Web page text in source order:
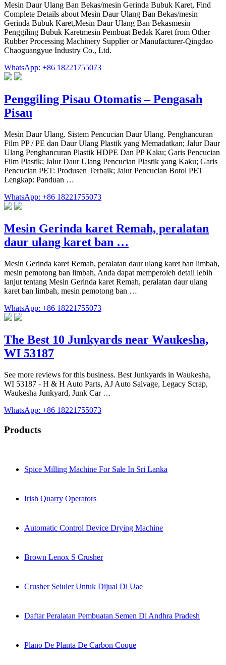
Mesin Daur Ulang Ban Bekas/mesin Gerinda Bubuk Karet, Find
Complete Details about Mesin Daur Ulang Ban Bekas/mesin
Gerinda Bubuk Karet,Mesin Daur Ulang Ban Bekasmesin
Penggiling Bubuk Karetmesin Pembuat Bedak Karet from Other
Rubber Processing Machinery Supplier or Manufacturer-Qingdao
Chaoguangyue Industry Co., Ltd.
WhatsApp: +86 18221755073
Penggiling Pisau Otomatis – Pengasah
Pisau
Mesin Daur Ulang. Sistem Pencucian Daur Ulang. Penghancuran
Film PP / PE dan Daur Ulang Plastik yang Memadatkan; Jalur Daur
Ulang Penghancuran Plastik HDPE Dan PP Kaku; Garis Pencucian
Film Plastik; Jalur Daur Ulang Pencucian Plastik yang Kaku; Garis
Pencucian PET: Produsen Terbaik; Jalur Pencucian Botol PET
Lengkap: Panduan …
WhatsApp: +86 18221755073
Mesin Gerinda karet Remah, peralatan
daur ulang karet ban …
Mesin Gerinda karet Remah, peralatan daur ulang karet ban limbah,
mesin pemotong ban limbah, Anda dapat memperoleh detail lebih
lanjut tentang Mesin Gerinda karet Remah, peralatan daur ulang
karet ban limbah, mesin pemotong ban …
WhatsApp: +86 18221755073
The Best 10 Junkyards near Waukesha,
WI 53187
See more reviews for this business. Best Junkyards in Waukesha,
WI 53187 - H & H Auto Parts, AJ Auto Salvage, Legacy Scrap,
Waukesha Junkyard, Junk Car …
WhatsApp: +86 18221755073
Products
Spice Milling Machine For Sale In Sri Lanka
Irish Quarry Operators
Automatic Control Device Drying Machine
Brown Lenox S Crusher
Crusher Seluler Untuk Dijual Di Uae
Daftar Peralatan Pembuatan Semen Di Andhra Pradesh
Plano De Planta De Carbon Coque